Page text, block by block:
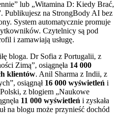
lub „Witamina D: Kiedy Brać,
Publikujesz na StrongBody AI bez
System automatycznie promuje
Czytelnicy są pod
i zamawiają usługę.
bloga. Dr Sofia z Portugalii, z
Zimą”, osiągnęła 14 000
klientów. Anil Sharma z Indii, z
osiągnął 16 000 wyświetleń i
z blogiem „Naukowe
11 000 wyświetleń i zyskała
na blogu może przynieść dochód